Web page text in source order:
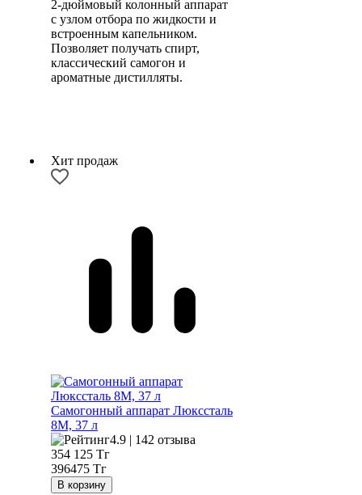
2-дюймовый колонный аппарат
с узлом отбора по жидкости и
встроенным капельником.
Позволяет получать спирт,
классический самогон и
ароматные дистилляты.
Хит продаж
Самогонный аппарат Люкссталь
8М, 37 л
4.9 | 142 отзыва
354 125 Тг
396475 Тг